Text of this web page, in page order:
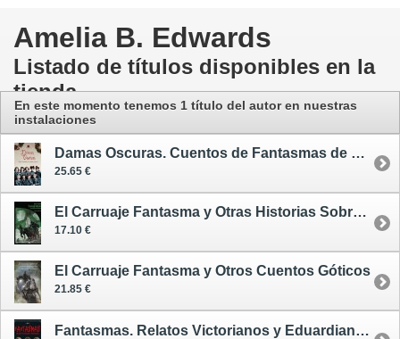
Amelia B. Edwards
Listado de títulos disponibles en la
tienda
En este momento tenemos 1 título del autoren nuestras
instalaciones
Damas Oscuras. Cuentos de Fantasmas de Escritoras Victorianas
25.65 €
El Carruaje Fantasma y Otras Historias Sobrenaturales
17.10 €
El Carruaje Fantasma y Otros Cuentos Góticos
21.85 €
Fantasmas. Relatos Victorianos y Eduardianos. Edición Anotada